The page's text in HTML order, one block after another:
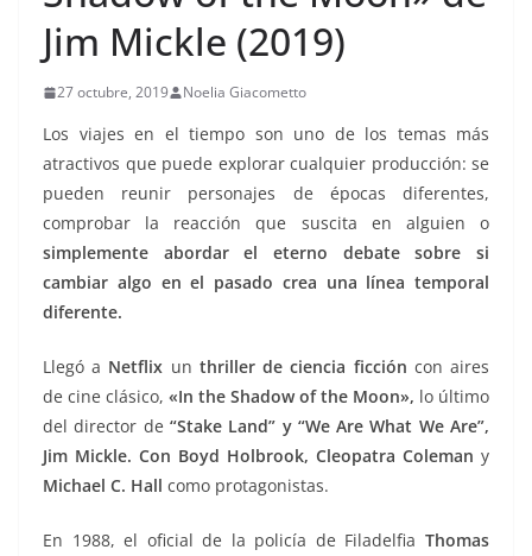
Jim Mickle (2019)
27 octubre, 2019 Noelia Giacometto
Los viajes en el tiempo son uno de los temas más
atractivos que puede explorar cualquier producción: se
pueden reunir personajes de épocas diferentes,
comprobar la reacción que suscita en alguien o
simplemente abordar el eterno debate sobre si
cambiar algo en el pasado crea una línea temporal
diferente.
Llegó a Netflix un thriller de ciencia ficción con aires
de cine clásico, «In the Shadow of the Moon», lo último
del director de “Stake Land” y “We Are What We Are”,
Jim Mickle. Con Boyd Holbrook, Cleopatra Coleman y
Michael C. Hall como protagonistas.
En 1988, el oficial de la policía de Filadelfia Thomas